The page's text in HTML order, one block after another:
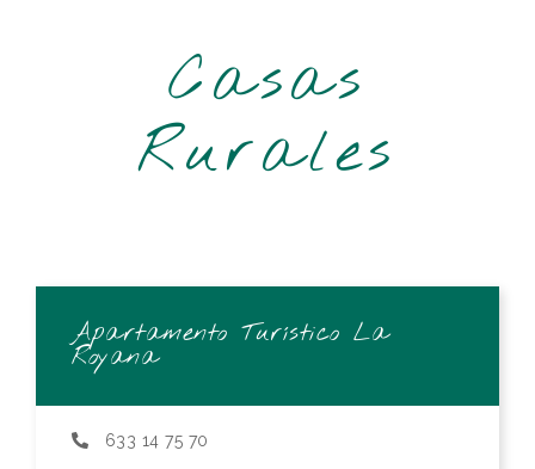
Casas
Rurales
Apartamento Turístico La
Royana
633 14 75 70